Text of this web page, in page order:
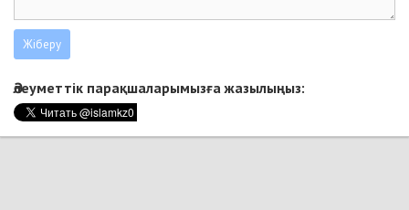
Әлеуметтік парақшаларымызға жазылыңыз: